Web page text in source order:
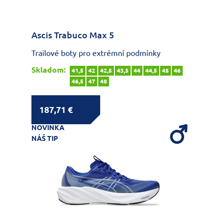
Ascis Trabuco Max 5
Trailové boty pro extrémní podmínky
Skladom:
41,5 42 42,5 43,5 44 44,5 45
46
46,5
47 48
187,71 €
NOVINKA
NÁŠ TIP